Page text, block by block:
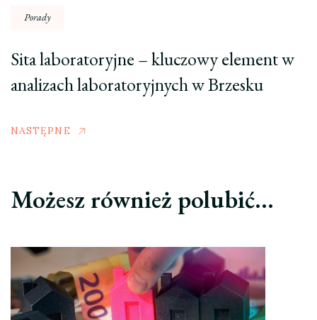
Porady
Sita laboratoryjne – kluczowy element w
analizach laboratoryjnych w Brzesku
NASTĘPNE
Możesz również polubić…